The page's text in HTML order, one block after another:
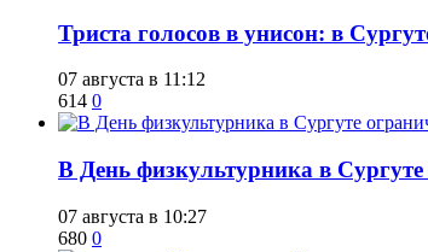
​Триста голосов в унисон: в
07 августа в 11:12
614 0
​В День физкультурника в
07 августа в 10:27
680 0